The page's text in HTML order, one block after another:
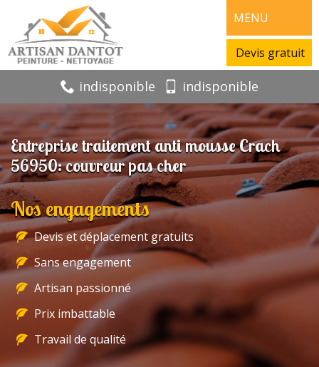
MENU
Devis gratuit
indisponible indisponible
Entreprise traitement anti mousse Crach
56950: couvreur pas cher
Nos engagements
Devis et déplacement gratuits
Sans engagement
Artisan passionné
Prix imbattable
Travail de qualité